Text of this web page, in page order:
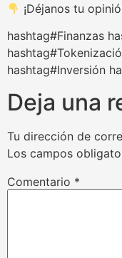
¡Déjanos tu
hashtag#Finanzas
hashtag#Inversión
Deja una
Tu dirección de
Los campos
Comentario *